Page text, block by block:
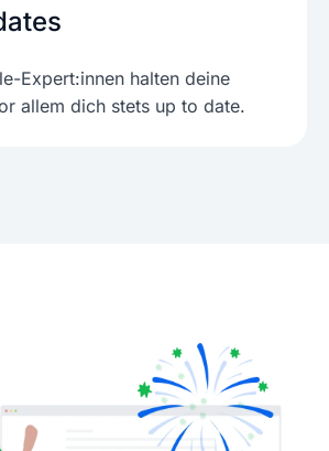
Expert:innen halten deine
allem dich stets up to date.